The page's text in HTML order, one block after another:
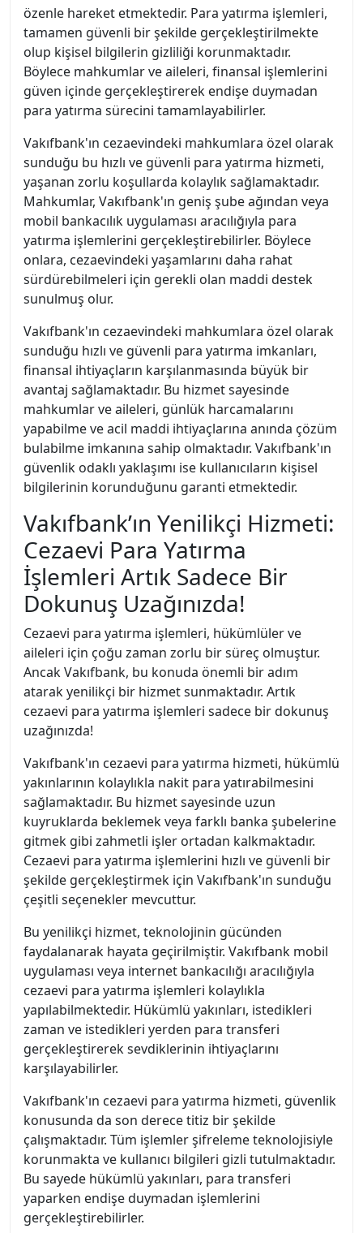
özenle hareket etmektedir. Para yatırma işlemleri,
tamamen güvenli bir şekilde gerçekleştirilmekte
olup kişisel bilgilerin gizliliği korunmaktadır.
Böylece mahkumlar ve aileleri, finansal işlemlerini
güven içinde gerçekleştirerek endişe duymadan
para yatırma sürecini tamamlayabilirler.
Vakıfbank'ın cezaevindeki mahkumlara özel olarak
sunduğu bu hızlı ve güvenli para yatırma hizmeti,
yaşanan zorlu koşullarda kolaylık sağlamaktadır.
Mahkumlar, Vakıfbank'ın geniş şube ağından veya
mobil bankacılık uygulaması aracılığıyla para
yatırma işlemlerini gerçekleştirebilirler. Böylece
onlara, cezaevindeki yaşamlarını daha rahat
sürdürebilmeleri için gerekli olan maddi destek
sunulmuş olur.
Vakıfbank'ın cezaevindeki mahkumlara özel olarak
sunduğu hızlı ve güvenli para yatırma imkanları,
finansal ihtiyaçların karşılanmasında büyük bir
avantaj sağlamaktadır. Bu hizmet sayesinde
mahkumlar ve aileleri, günlük harcamalarını
yapabilme ve acil maddi ihtiyaçlarına anında çözüm
bulabilme imkanına sahip olmaktadır. Vakıfbank'ın
güvenlik odaklı yaklaşımı ise kullanıcıların kişisel
bilgilerinin korunduğunu garanti etmektedir.
Vakıfbank’ın Yenilikçi Hizmeti:
Cezaevi Para Yatırma
İşlemleri Artık Sadece Bir
Dokunuş Uzağınızda!
Cezaevi para yatırma işlemleri, hükümlüler ve
aileleri için çoğu zaman zorlu bir süreç olmuştur.
Ancak Vakıfbank, bu konuda önemli bir adım
atarak yenilikçi bir hizmet sunmaktadır. Artık
cezaevi para yatırma işlemleri sadece bir dokunuş
uzağınızda!
Vakıfbank'ın cezaevi para yatırma hizmeti, hükümlü
yakınlarının kolaylıkla nakit para yatırabilmesini
sağlamaktadır. Bu hizmet sayesinde uzun
kuyruklarda beklemek veya farklı banka şubelerine
gitmek gibi zahmetli işler ortadan kalkmaktadır.
Cezaevi para yatırma işlemlerini hızlı ve güvenli bir
şekilde gerçekleştirmek için Vakıfbank'ın sunduğu
çeşitli seçenekler mevcuttur.
Bu yenilikçi hizmet, teknolojinin gücünden
faydalanarak hayata geçirilmiştir. Vakıfbank mobil
uygulaması veya internet bankacılığı aracılığıyla
cezaevi para yatırma işlemleri kolaylıkla
yapılabilmektedir. Hükümlü yakınları, istedikleri
zaman ve istedikleri yerden para transferi
gerçekleştirerek sevdiklerinin ihtiyaçlarını
karşılayabilirler.
Vakıfbank'ın cezaevi para yatırma hizmeti, güvenlik
konusunda da son derece titiz bir şekilde
çalışmaktadır. Tüm işlemler şifreleme teknolojisiyle
korunmakta ve kullanıcı bilgileri gizli tutulmaktadır.
Bu sayede hükümlü yakınları, para transferi
yaparken endişe duymadan işlemlerini
gerçekleştirebilirler.